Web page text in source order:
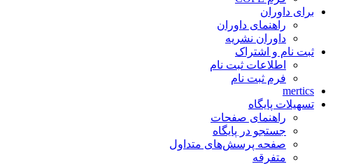
برای داوران
راهنمای داوران
داوران نشریه
ثبت نام و اشتراک
اطلاعات ثبت نام
فرم ثبت نام
mertics
تسهیلات پایگاه
راهنمای صفحات
جستجو در پایگاه
صفحه پرسش‌های متداول
متفرقه